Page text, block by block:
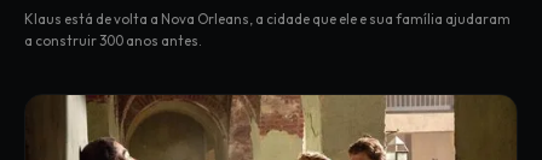
Klaus está de volta a Nova Orleans, a cidade que ele e sua família ajudaram
a construir 300 anos antes.